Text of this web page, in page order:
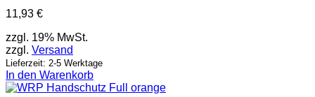
11,93 €
zzgl. 19% MwSt.
zzgl. Versand
Lieferzeit: 2-5 Werktage
In den Warenkorb